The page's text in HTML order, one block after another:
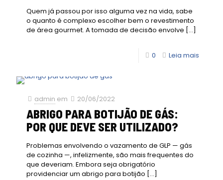
Quem já passou por isso alguma vez na vida, sabe
o quanto é complexo escolher bem o revestimento
de área gourmet. A tomada de decisão envolve […]
0 Leia mais
admin em 20/06/2022
ABRIGO PARA BOTIJÃO DE GÁS:
POR QUE DEVE SER UTILIZADO?
Problemas envolvendo o vazamento de GLP — gás
de cozinha —, infelizmente, são mais frequentes do
que deveriam. Embora seja obrigatório
providenciar um abrigo para botijão […]